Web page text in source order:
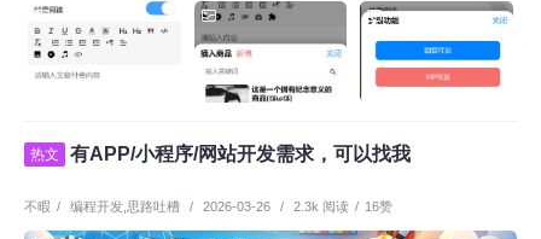
热文 有APP/小程序/网站开发需求，可以找我
不暇 / 编程开发 思路吐槽 / 2026-03-26 / 2.3k 阅读 / 16赞